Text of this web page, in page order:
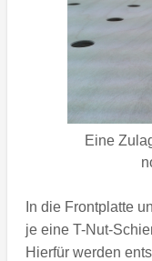
Eine
In die Frontplatte
je eine T-Nut-
Hierfür werden